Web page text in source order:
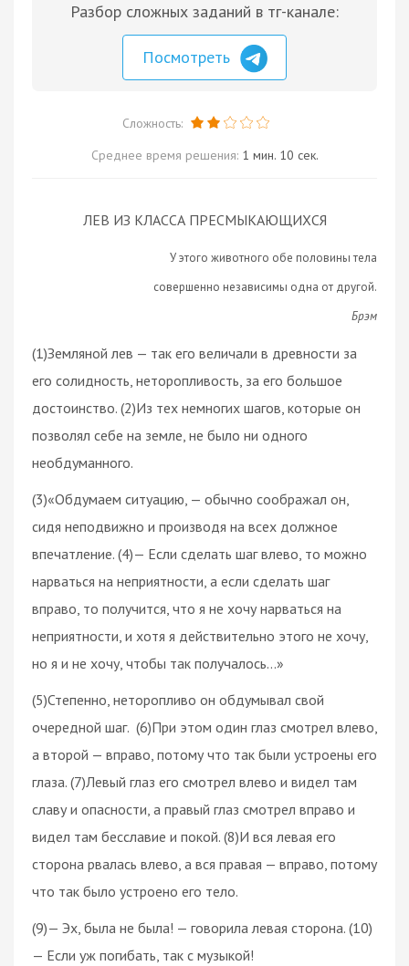
Разбор сложных заданий в тг-канале:
Посмотреть
Сложность:
Среднее время решения: 1 мин. 10 сек.
ЛЕВ ИЗ КЛАССА ПРЕСМЫКАЮЩИХСЯ
У этого животного обе половины тела
совершенно независимы одна от другой.
Брэм
(1)Земляной лев — так его величали в древности за
его солидность, неторопливость, за его большое
достоинство. (2)Из тех немногих шагов, которые он
позволял себе на земле, не было ни одного
необдуманного.
(3)«Обдумаем ситуацию, — обычно соображал он,
сидя неподвижно и производя на всех должное
впечатление. (4)— Если сделать шаг влево, то можно
нарваться на неприятности, а если сделать шаг
вправо, то получится, что я не хочу нарваться на
неприятности, и хотя я действительно этого не хочу,
но я и не хочу, чтобы так получалось…»
(5)Степенно, неторопливо он обдумывал свой
очередной шаг. (6)При этом один глаз смотрел влево,
а второй — вправо, потому что так были устроены его
глаза. (7)Левый глаз его смотрел влево и видел там
славу и опасности, а правый глаз смотрел вправо и
видел там бесславие и покой. (8)И вся левая его
сторона рвалась влево, а вся правая — вправо, потому
что так было устроено его тело.
(9)— Эх, была не была! — говорила левая сторона. (10)
— Если уж погибать, так с музыкой!